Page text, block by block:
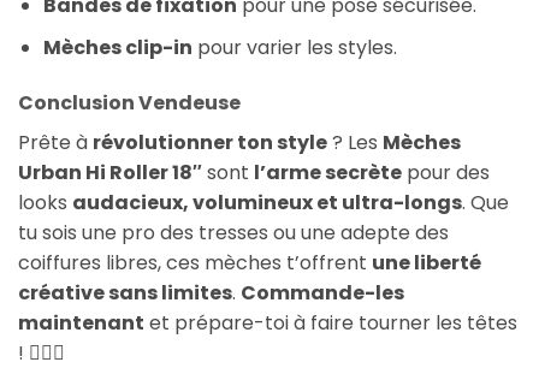
Bandes de fixation pour une pose sécurisée.
Mèches clip-in pour varier les styles.
Conclusion Vendeuse
Prête à révolutionner ton style? Les Mèches
Urban Hi Roller 18″sont l’arme secrète pour des
looks audacieux, volumineux et ultra-longs. Que
tu sois une pro des tresses ou une adepte des
coiffures libres, ces mèches t’offrent une liberté
créative sans limites. Commande-les
maintenant et prépare-toi à faire tourner les têtes
! 💇‍♀️✨